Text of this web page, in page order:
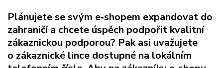
Plánujete se svým e‑shopem expandovat do
zahraničí a chcete úspěch podpořit kvalitní
zákaznickou podporou? Pak asi uvažujete
o zákaznické lince dostupné na lokálním